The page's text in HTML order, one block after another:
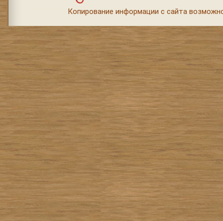
Копирование информации с сайта